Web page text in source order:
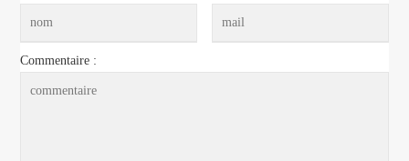
Commentaire :